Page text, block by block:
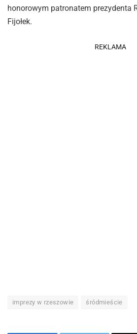
honorowym patronatem prezydenta
Fijołek.
REKLAMA
imprezy w rzeszowie śródmieście